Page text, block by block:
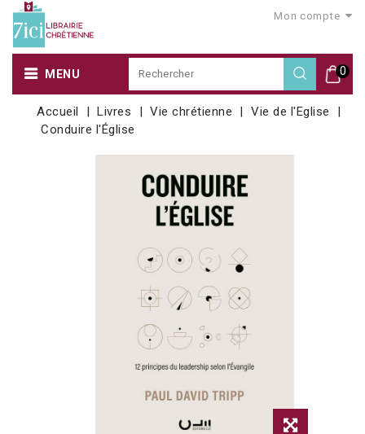
Mon compte
0
MENU
Accueil Livres Vie chrétienne
Vie de l'Eglise
Conduire l'Église